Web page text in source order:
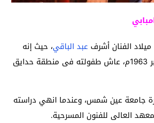
الفنان أشرف عبد الباقي، حيث إنه
من مواليد 11 سبتمبر 1963م، عاش طفولته فى منطقة حدايق
جامعة عين شمس، وعندما انهي دراسته
العالى للفنون المسرحية.